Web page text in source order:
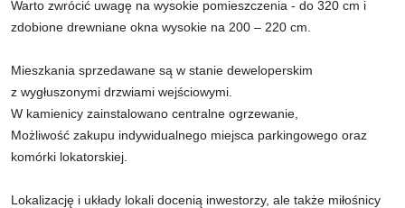
Warto zwrócić uwagę na wysokie pomieszczenia - do 320 cm i
zdobione drewniane okna wysokie na 200 – 220 cm.
Mieszkania sprzedawane są w stanie deweloperskim
z wygłuszonymi drzwiami wejściowymi.
W kamienicy zainstalowano centralne ogrzewanie,
Możliwość zakupu indywidualnego miejsca parkingowego oraz
komórki lokatorskiej.
Lokalizację i układy lokali docenią inwestorzy, ale także miłośnicy